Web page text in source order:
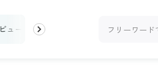
ビューティ スーパー